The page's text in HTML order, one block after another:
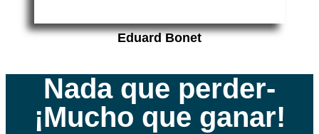
Eduard Bonet
Nada que perder-
¡Mucho que ganar!